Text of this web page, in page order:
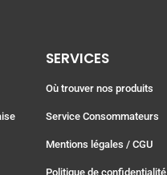
SERVICES
Où trouver nos produits
Service Consommateurs
Mentions légales / CGU
Politique de confidentialité